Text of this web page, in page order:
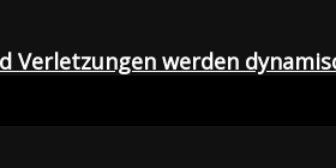
Verletzungen werden